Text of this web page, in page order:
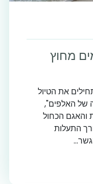
מחוץ
את הטיול
של האלפים",
והאגם הכחול
התעלות